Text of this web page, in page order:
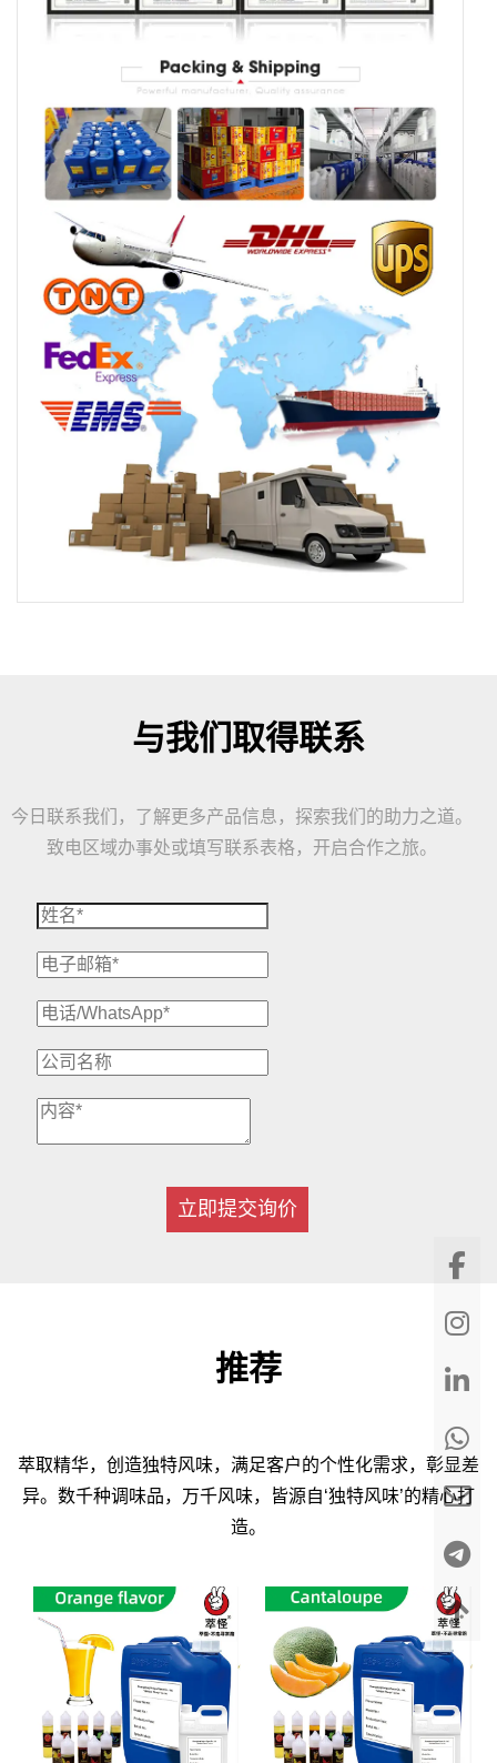
与我们取得联系
今日联系我们，了解更多产品信息，探索我们的助力之道。
致电区域办事处或填写联系表格，开启合作之旅。
立即提交询价
推荐
萃取精华，创造独特风味，满足客户的个性化需求，彰显差
异。数千种调味品，万千风味，皆源自‘独特风味’的精心打
造。